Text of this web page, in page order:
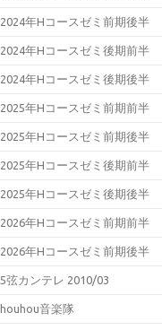
2024年Hコースゼミ前期後半
2024年Hコースゼミ後期前半
2024年Hコースゼミ後期後半
2025年Hコースゼミ前期前半
2025年Hコースゼミ前期後半
2025年Hコースゼミ後期前半
2025年Hコースゼミ後期後半
2026年Hコースゼミ前期前半
2026年Hコースゼミ前期後半
5弦カンテレ 2010/03
houhou音楽隊